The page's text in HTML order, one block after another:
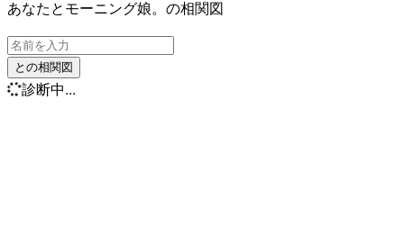
あなたとモーニング娘。の相関図
との相関図
診断中...